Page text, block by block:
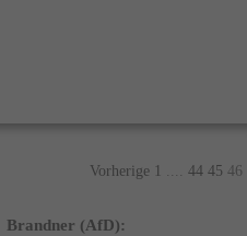
Vorherige 1 44 45 46
Brandner (AfD):